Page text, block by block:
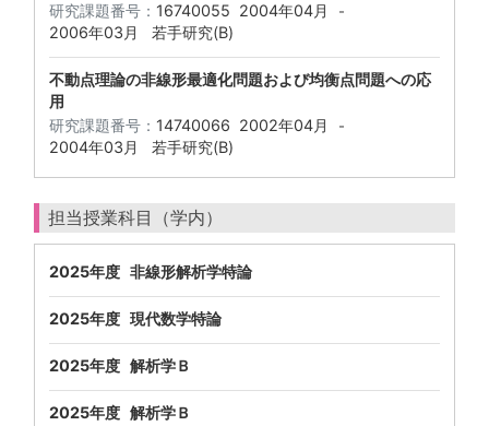
研究課題番号： 16740055 2004年04月 -
2006年03月 若手研究(B)
不動点理論の非線形最適化問題および均衡点問題への応
用
研究課題番号： 14740066 2002年04月 -
2004年03月 若手研究(B)
担当授業科目（学内）
2025年度 非線形解析学特論
2025年度 現代数学特論
2025年度 解析学Ｂ
2025年度 解析学Ｂ